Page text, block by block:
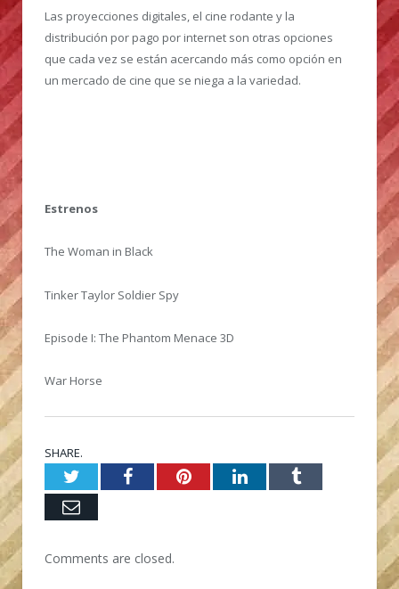
Las proyecciones digitales, el cine rodante y la
distribución por pago por internet son otras opciones
que cada vez se están acercando más como opción en
un mercado de cine que se niega a la variedad.
Estrenos
The Woman in Black
Tinker Taylor Soldier Spy
Episode I: The Phantom Menace 3D
War Horse
SHARE.
TwitterFacebookPinterestLinkedInTumblr
Email
Comments are closed.